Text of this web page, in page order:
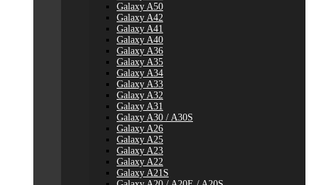
Galaxy A50
Galaxy A42
Galaxy A41
Galaxy A40
Galaxy A36
Galaxy A35
Galaxy A34
Galaxy A33
Galaxy A32
Galaxy A31
Galaxy A30 / A30S
Galaxy A26
Galaxy A25
Galaxy A23
Galaxy A22
Galaxy A21S